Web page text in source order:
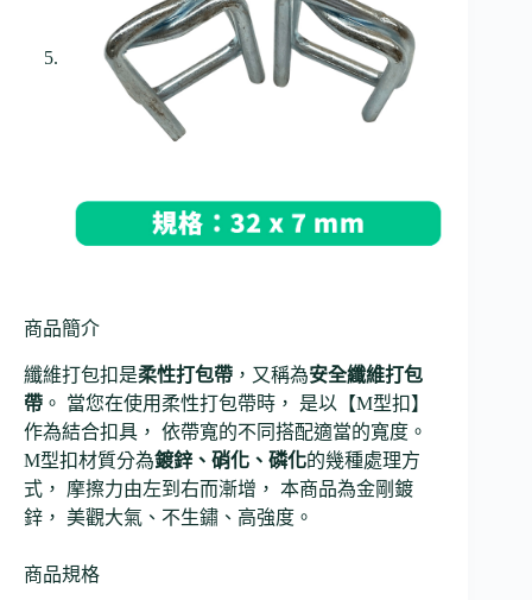
商品簡介
纖維打包扣是柔性打包帶 ，又稱為安全纖維打包
帶 。 當您在使用柔性打包帶時， 是以【M型扣】
作為結合扣具， 依帶寬的不同搭配適當的寬度。
M型扣材質分為鍍鋅、硝化、磷化的幾種處理方
式， 摩擦力由左到右而漸增， 本商品為金剛鍍
鋅， 美觀大氣、不生鏽、高強度。
商品規格